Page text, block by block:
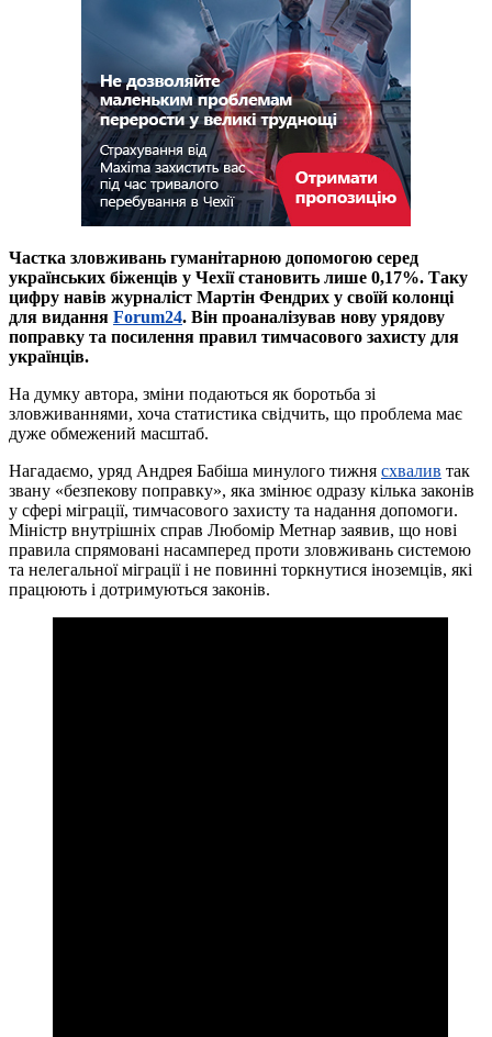
Частка зловживань гуманітарною допомогою серед
українських біженців у Чехії становить лише 0,17%. Таку
цифру навів журналіст Мартін Фендрих у своїй колонці
для видання Forum24. Він проаналізував нову урядову
поправку та посилення правил тимчасового захисту для
українців.
На думку автора, зміни подаються як боротьба зі
зловживаннями, хоча статистика свідчить, що проблема має
дуже обмежений масштаб.
Нагадаємо, уряд Андрея Бабіша минулого тижня схвалив так
звану «безпекову поправку», яка змінює одразу кілька законів
у сфері міграції, тимчасового захисту та надання допомоги.
Міністр внутрішніх справ Любомір Метнар заявив, що нові
правила спрямовані насамперед проти зловживань системою
та нелегальної міграції і не повинні торкнутися іноземців, які
працюють і дотримуються законів.